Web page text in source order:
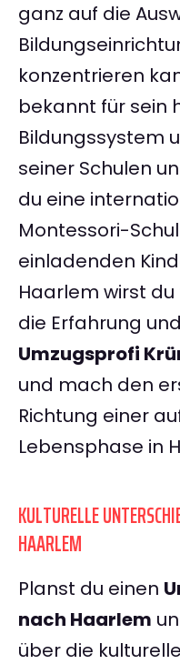
ganz auf die
konzentrieren
bekannt für sein
Bildungssystem
seiner Schulen
du eine
Montessori-
einladenden
Haarlem wirst
die Erfahrung
Umzugsprofi
und mach den
Richtung einer
Lebensphase in
KULTURELLE
HAARLEM
Planst du einen
nach Haarlem
über die